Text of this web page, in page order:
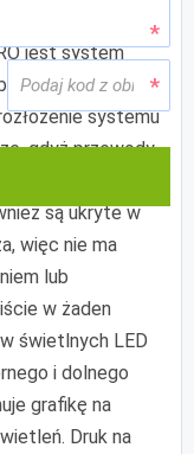
jest system
systemu
gdyż przewody
ramy.
są ukryte w
więc nie ma
lub
w żaden
świetlnych LED
i dolnego
grafikę na
Druk na